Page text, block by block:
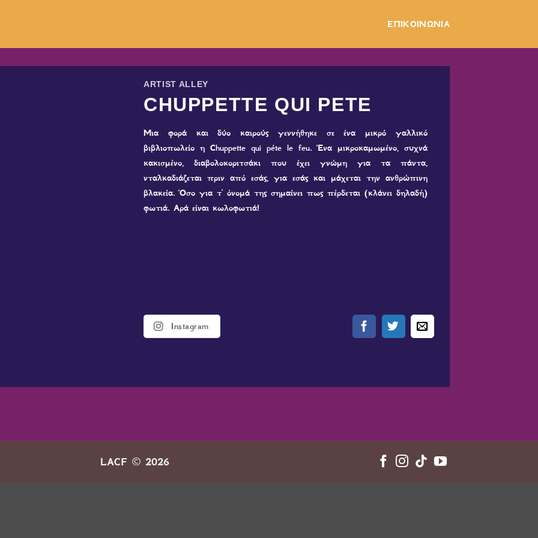
ΕΠΙΚΟΙΝΩΝΙΑ
ARTIST ALLEY
CHUPPETTE QUI PETE
Μια φορά και δύο καιρούς γεννήθηκε σε ένα μικρό γαλλικό
βιβλιοπωλείο η Chuppette qui péte le feu. Ένα μικροκαμωμένο, συχνά
κακισμένο, διαβολοκοριτσάκι που έχει γνώμη για τα πάντα,
νταλκαδιάζεται πριν από εσάς, για εσάς και μάχεται την ανθρώπινη
βλακεία. Όσο για τ’ όνομά της σημαίνει πως πέρδεται (κλάνει δηλαδή)
φωτιά. Αρά είναι κωλοφωτιά!
Instagram
LACF © 2026